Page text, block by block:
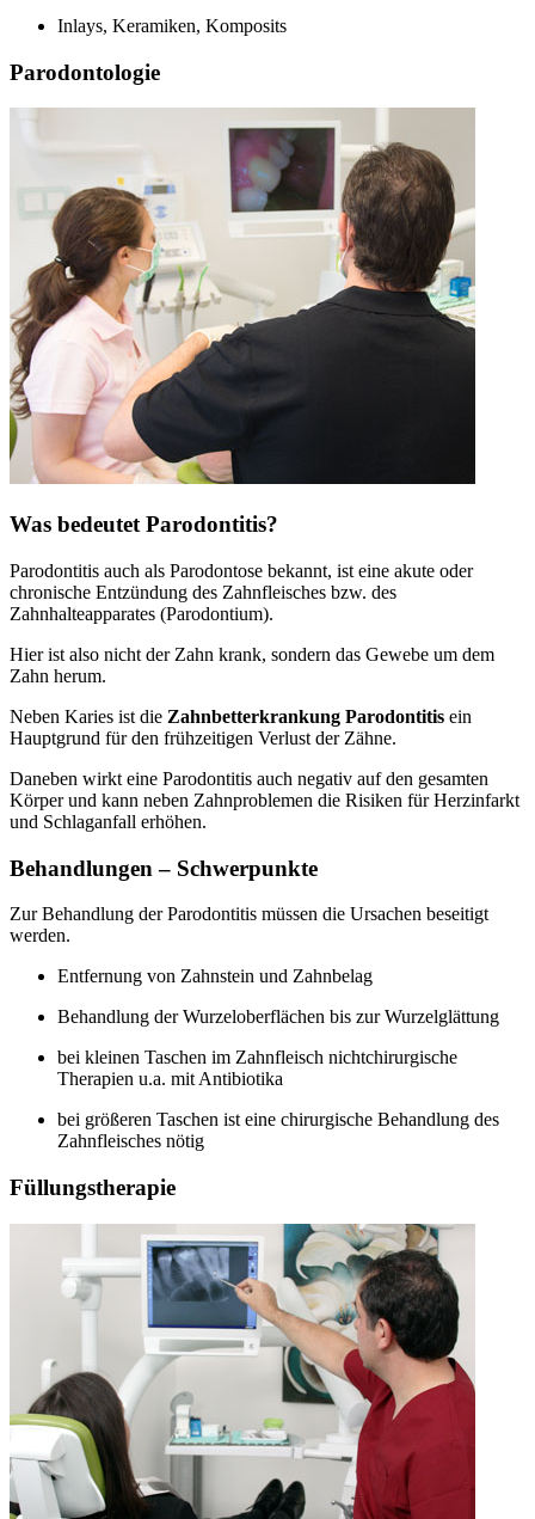
Inlays, Keramiken, Komposits
Parodontologie
Was bedeutet Parodontitis?
Parodontitis auch als Parodontose bekannt, ist eine akute oder
chronische Entzündung des Zahnfleisches bzw. des
Zahnhalteapparates (Parodontium).
Hier ist also nicht der Zahn krank, sondern das Gewebe um dem
Zahn herum.
Neben Karies ist die Zahnbetterkrankung Parodontitis ein
Hauptgrund für den frühzeitigen Verlust der Zähne.
Daneben wirkt eine Parodontitis auch negativ auf den gesamten
Körper und kann neben Zahnproblemen die Risiken für Herzinfarkt
und Schlaganfall erhöhen.
Behandlungen – Schwerpunkte
Zur Behandlung der Parodontitis müssen die Ursachen beseitigt
werden.
Entfernung von Zahnstein und Zahnbelag
Behandlung der Wurzeloberflächen bis zur Wurzelglättung
bei kleinen Taschen im Zahnfleisch nichtchirurgische
Therapien u.a. mit Antibiotika
bei größeren Taschen ist eine chirurgische Behandlung des
Zahnfleisches nötig
Füllungstherapie